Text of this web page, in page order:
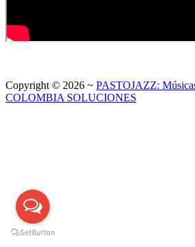
Copyright © 2026 ~ PASTOJAZZ:
COLOMBIA SOLUCIONES